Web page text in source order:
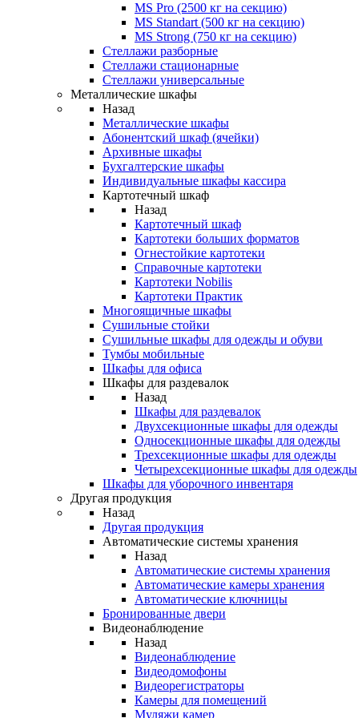
MS Pro (2500 кг на секцию)
MS Standart (500 кг на секцию)
MS Strong (750 кг на секцию)
Стеллажи разборные
Стеллажи стационарные
Стеллажи универсальные
Металлические шкафы
Назад
Металлические шкафы
Абонентский шкаф (ячейки)
Архивные шкафы
Бухгалтерские шкафы
Индивидуальные шкафы кассира
Картотечный шкаф
Назад
Картотечный шкаф
Картотеки больших форматов
Огнестойкие картотеки
Справочные картотеки
Картотеки Nobilis
Картотеки Практик
Многоящичные шкафы
Сушильные стойки
Сушильные шкафы для одежды и обуви
Тумбы мобильные
Шкафы для офиса
Шкафы для раздевалок
Назад
Шкафы для раздевалок
Двухсекционные шкафы для одежды
Односекционные шкафы для одежды
Трехсекционные шкафы для одежды
Четырехсекционные шкафы для одежды
Шкафы для уборочного инвентаря
Другая продукция
Назад
Другая продукция
Автоматические системы хранения
Назад
Автоматические системы хранения
Автоматические камеры хранения
Автоматические ключницы
Бронированные двери
Видеонаблюдение
Назад
Видеонаблюдение
Видеодомофоны
Видеорегистраторы
Камеры для помещений
Муляжи камер